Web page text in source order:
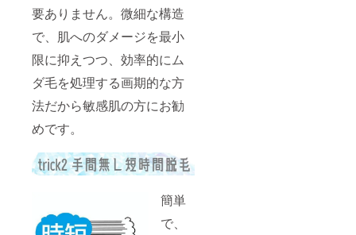
要ありません。微細な構造
で、肌へのダメージを最小
限に抑えつつ、効率的にム
ダ毛を処理する画期的な方
法だから敏感肌の方にお勧
めです。
簡単
で、